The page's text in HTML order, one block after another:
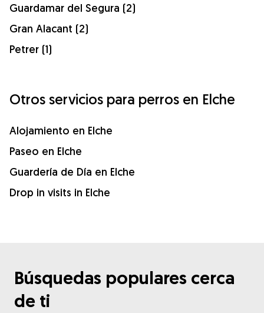
Guardamar del Segura (2)
Gran Alacant (2)
Petrer (1)
Otros servicios para perros en Elche
Alojamiento en Elche
Paseo en Elche
Guardería de Día en Elche
Drop in visits in Elche
Búsquedas populares cerca
de ti